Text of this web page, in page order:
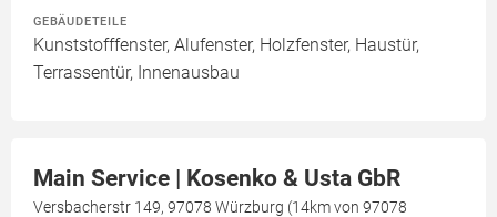
GEBÄUDETEILE
Kunststofffenster, Alufenster, Holzfenster, Haustür,
Terrassentür, Innenausbau
Main Service | Kosenko & Usta GbR
Versbacherstr 149, 97078 Würzburg (14km von 97078